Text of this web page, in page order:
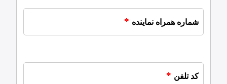
شماره همراه نماینده
کد تلفن